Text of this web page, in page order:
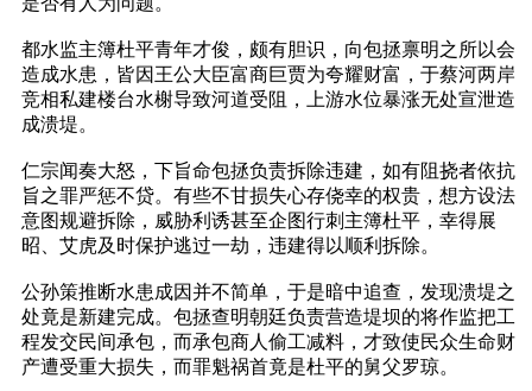
都水监主簿杜平青年才俊，颇有胆识，向包拯禀明之所以会
造成水患，皆因王公大臣富商巨贾为夸耀财富，于蔡河两岸
竞相私建楼台水榭导致河道受阻，上游水位暴涨无处宣泄造
成溃堤。
仁宗闻奏大怒，下旨命包拯负责拆除违建，如有阻挠者依抗
旨之罪严惩不贷。有些不甘损失心存侥幸的权贵，想方设法
意图规避拆除，威胁利诱甚至企图行刺主簿杜平，幸得展
昭、艾虎及时保护逃过一劫，违建得以顺利拆除。
公孙策推断水患成因并不简单，于是暗中追查，发现溃堤之
处竟是新建完成。包拯查明朝廷负责营造堤坝的将作监把工
程发交民间承包，而承包商人偷工减料，才致使民众生命财
产遭受重大损失，而罪魁祸首竟是杜平的舅父罗琼。